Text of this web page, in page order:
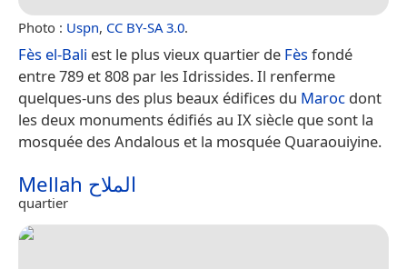
Photo : Uspn, CC BY-SA 3.0.
Fès el-Bali est le plus vieux quartier de Fèsfondé
entre 789 et 808 par les Idrissides. Il renferme
quelques-uns des plus beaux édifices du Maroc dont
les deux monuments édifiés au IX siècle que sont la
mosquée des Andalous et la mosquée Quaraouiyine.
Mellah الملاح
quartier